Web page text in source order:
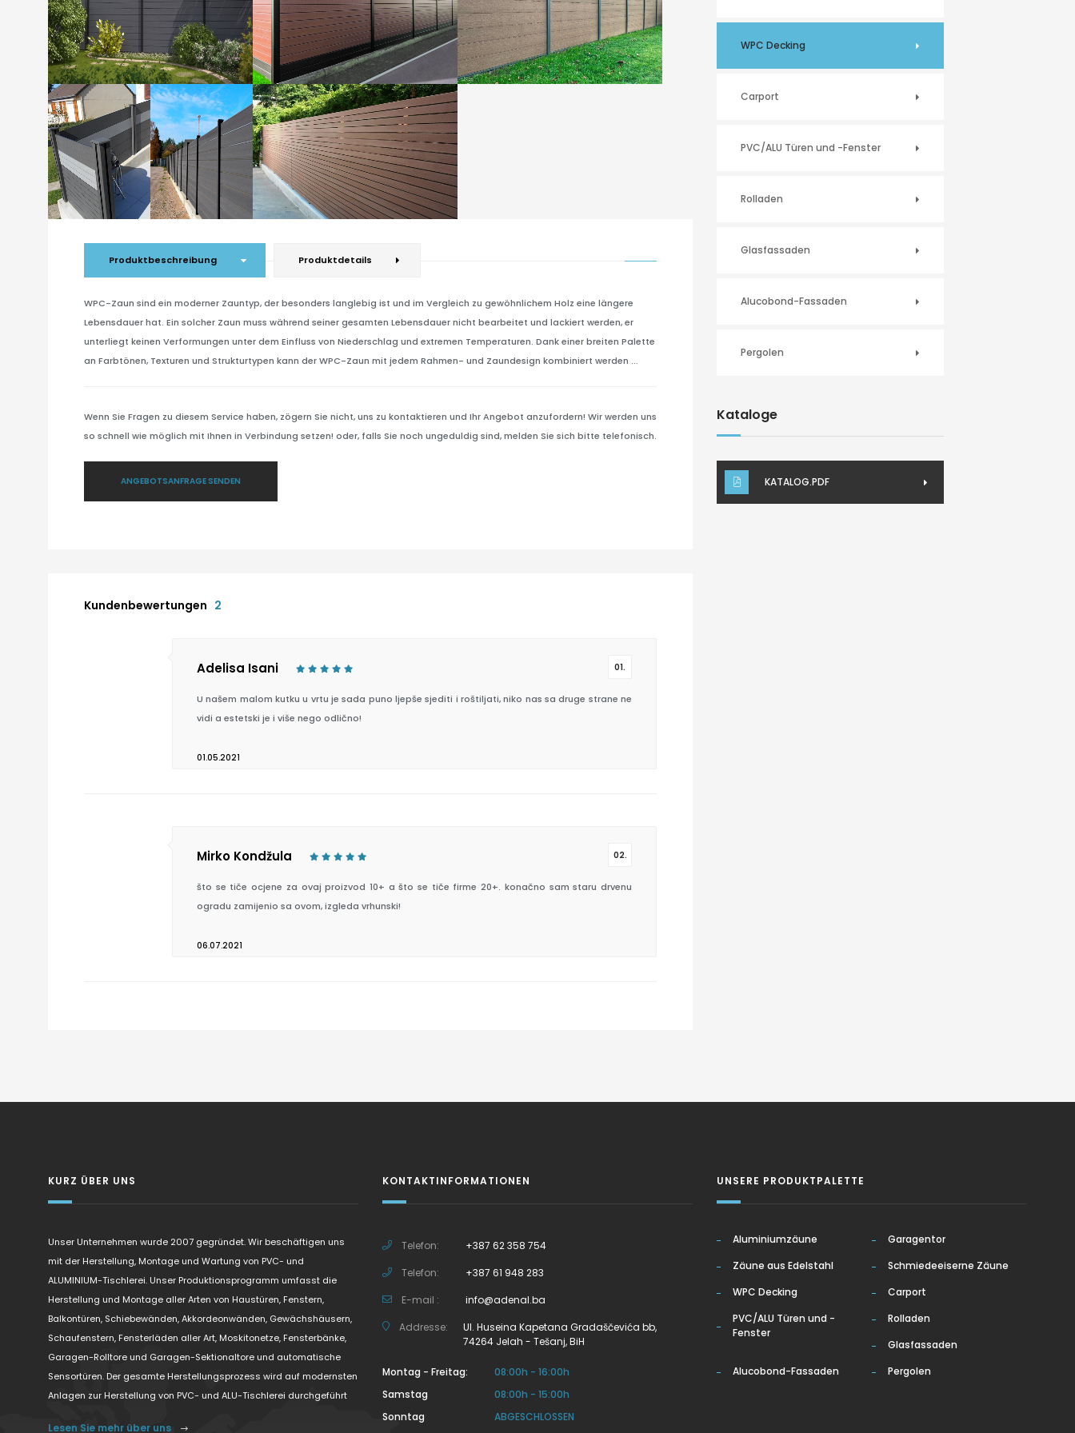
Produktbeschreibung Produktdetails
WPC-Zaun sind ein moderner Zauntyp, der besonders langlebig ist und im Vergleich zu gewöhnlichem Holz eine längere
Lebensdauer hat. Ein solcher Zaun muss während seiner gesamten Lebensdauer nicht bearbeitet und lackiert werden, er
unterliegt keinen Verformungen unter dem Einfluss von Niederschlag und extremen Temperaturen. Dank einer breiten Palette
an Farbtönen, Texturen und Strukturtypen kann der WPC-Zaun mit jedem Rahmen- und Zaundesign kombiniert werden ...
Wenn Sie Fragen zu diesem Service haben, zögern Sie nicht, uns zu kontaktieren und Ihr Angebot anzufordern! Wir werden uns
so schnell wie möglich mit Ihnen in Verbindung setzen! oder, falls Sie noch ungeduldig sind, melden Sie sich bitte telefonisch.
ANGEBOTSANFRAGE SENDEN
Kundenbewertungen 2
Adelisa Isani 01.
U našem malom kutku u vrtu je sada puno ljepše sjediti i roštiljati, niko nas sa druge strane ne
vidi a estetski je i više nego odlično!
01.05.2021
Mirko Kondžula 02.
što se tiče ocjene za ovaj proizvod 10+ a što se tiče firme 20+. konačno sam staru drvenu
ogradu zamijenio sa ovom, izgleda vrhunski!
06.07.2021
WPC Decking
Carport
PVC/ALU Türen und -Fenster
Rolladen
Glasfassaden
Alucobond-Fassaden
Pergolen
Kataloge
KATALOG.PDF
KURZ ÜBER UNS
Unser Unternehmen wurde 2007 gegründet. Wir beschäftigen uns
mit der Herstellung, Montage und Wartung von PVC- und
ALUMINIUM-Tischlerei. Unser Produktionsprogramm umfasst die
Herstellung und Montage aller Arten von Haustüren, Fenstern,
Balkontüren, Schiebewänden, Akkordeonwänden, Gewächshäusern,
Schaufenstern, Fensterläden aller Art, Moskitonetze, Fensterbänke,
Garagen-Rolltore und Garagen-Sektionaltore und automatische
Sensortüren. Der gesamte Herstellungsprozess wird auf modernsten
Anlagen zur Herstellung von PVC- und ALU-Tischlerei durchgeführt
Lesen Sie mehr über uns
KONTAKTINFORMATIONEN
Telefon:
+387 62 358 754
Telefon:
+387 61 948 283
E-mail :
info@adenal.ba
Addresse:
Ul. Huseina Kapetana Gradaščevića bb,
74264 Jelah - Tešanj, BiH
Montag - Freitag:
08:00h - 16:00h
Samstag
08:00h - 15:00h
Sonntag
ABGESCHLOSSEN
UNSERE PRODUKTPALETTE
Aluminiumzäune
Garagentor
Zäune aus Edelstahl
Schmiedeeiserne Zäune
WPC Decking
Carport
PVC/ALU Türen und -
Fenster
Rolladen
Glasfassaden
Alucobond-Fassaden
Pergolen